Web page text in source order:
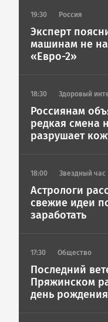
19:30 Россия
Эксперт
машинам не
«Евро-2»
18:30 Здоровый
Россиянам
редкая смена
разрушает
18:00 Звездный час
Астрологи
свежие идеи
заработать
17:30 Общество
Последний
Пряжинском
день рождения